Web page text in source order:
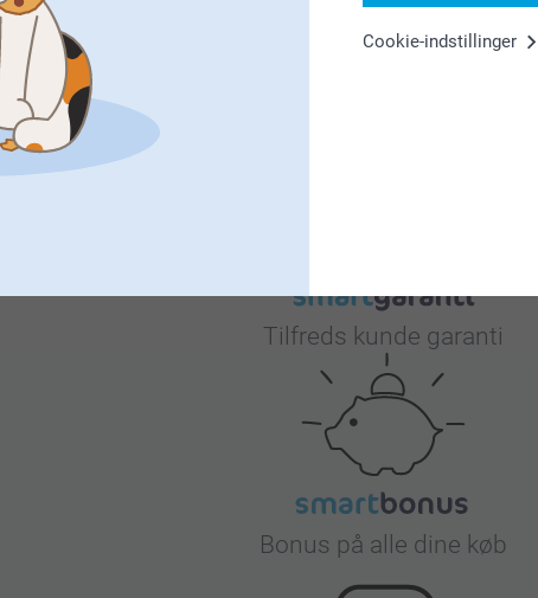
Cookie-indstillinger
dine 5 stjerner.
pocket bok og vi håber du får glæde af din t-shirt i lang
Tilfreds kunde garanti
Bonus på alle dine køb